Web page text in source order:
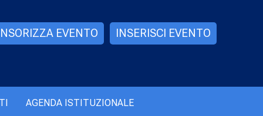
EVENTO INSERISCI EVENTO
AGENDA ISTITUZIONALE